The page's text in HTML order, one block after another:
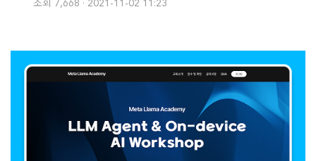
조회 7,668 2021-11-02 11:23